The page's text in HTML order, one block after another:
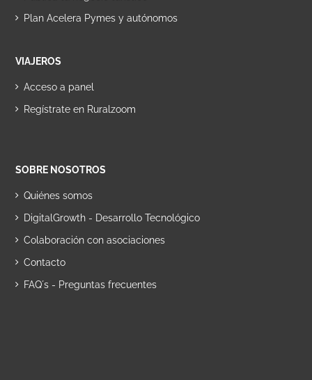
Plan Acelera Pymes y autónomos
VIAJEROS
Acceso a panel
Regístrate en Ruralzoom
SOBRE NOSOTROS
Quiénes somos
DigitalGrowth - Desarrollo Tecnológico
Colaboración con asociaciones
Contacto
FAQ´s - Preguntas frecuentes